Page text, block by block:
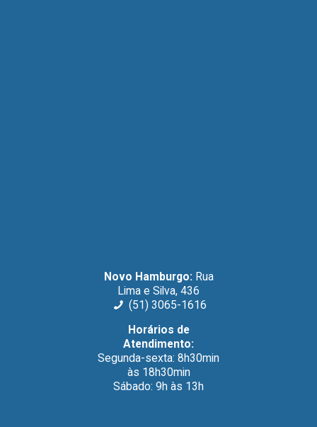
Novo Hamburgo: Rua
Lima e Silva, 436
(51) 3065-1616
Horários de
Atendimento:
Segunda-sexta: 8h30min
às 18h30min
Sábado: 9h às 13h